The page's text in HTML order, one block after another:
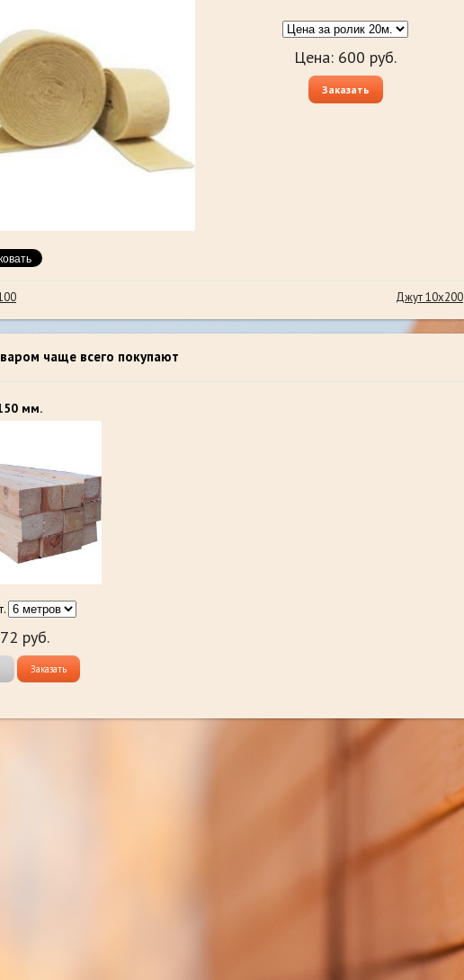
Цена: 600 руб.
Заказать
Джут 10х200
чаще всего покупают
мм.
руб.
Заказать